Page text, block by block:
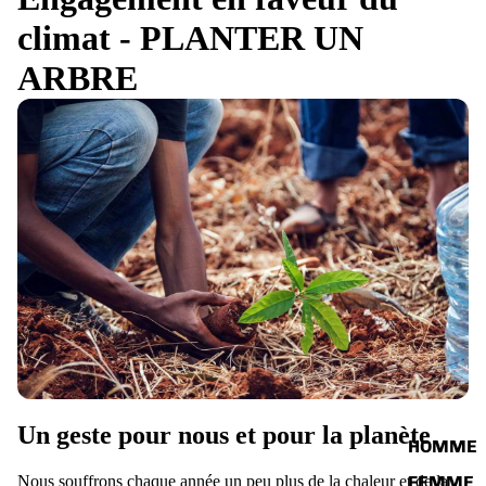
HOMME
climat - PLANTER UN
ARBRE
Un geste pour nous et pour la planète
Nous souffrons chaque année un peu plus de la chaleur et de la